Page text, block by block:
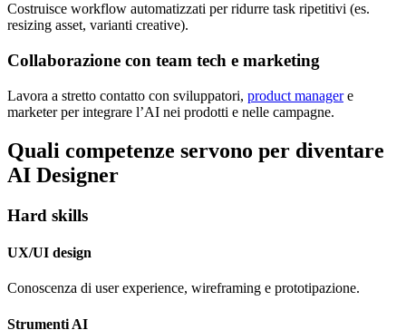
Costruisce workflow automatizzati per ridurre task ripetitivi (es.
resizing asset, varianti creative).
Collaborazione con team tech e marketing
Lavora a stretto contatto con sviluppatori, product managere
marketer per integrare l’AI nei prodotti e nelle campagne.
Quali competenze servono per diventare
AI Designer
Hard skills
UX/UI design
Conoscenza di user experience, wireframing e prototipazione.
Strumenti AI